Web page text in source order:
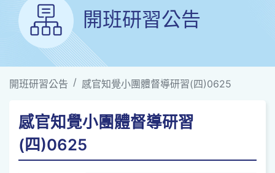
開班研習公告
開班研習公告 感官知覺小團體督導研習(四)0625
感官知覺小團體督導研習
(四)0625